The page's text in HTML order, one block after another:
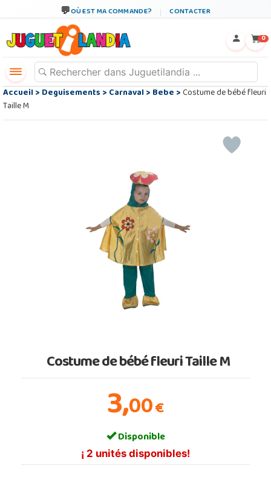
OÙ EST MA COMMANDE? CONTACTER
0
Accueil>Deguisements>Carnaval>Bebe>Costume de bébé fleuri
Taille M
Costume de bébé fleuri Taille M
3,00€
Disponible
¡ 2 unités disponibles!